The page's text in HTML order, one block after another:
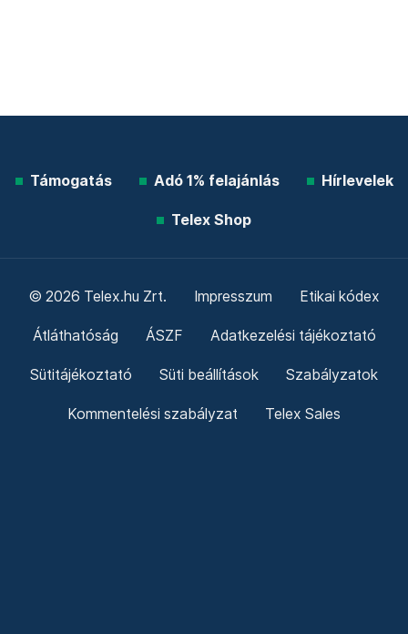
Támogatás Adó 1% felajánlás Hírlevelek
Telex Shop
© 2026 Telex.hu Zrt. Impresszum Etikai kódex
Átláthatóság ÁSZF Adatkezelési tájékoztató
Sütitájékoztató Süti beállítások Szabályzatok
Kommentelési szabályzat Telex Sales